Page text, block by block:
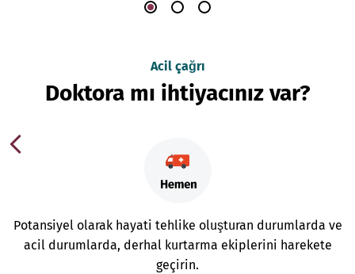
Acil çağrı
Doktora mı ihtiyacınız var?
Potansiyel olarak hayati tehlike oluşturan durumlarda ve
acil durumlarda, derhal kurtarma ekiplerini harekete
geçirin.